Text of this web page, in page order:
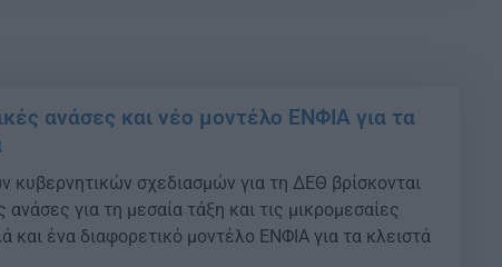
ανάσες και νέο μοντέλο ΕΝΦΙΑ για τα
κυβερνητικών σχεδιασμών για τη ΔΕΘ βρίσκονται
για τη μεσαία τάξη και τις μικρομεσαίες
και ένα διαφορετικό μοντέλο ΕΝΦΙΑ για τα κλειστά